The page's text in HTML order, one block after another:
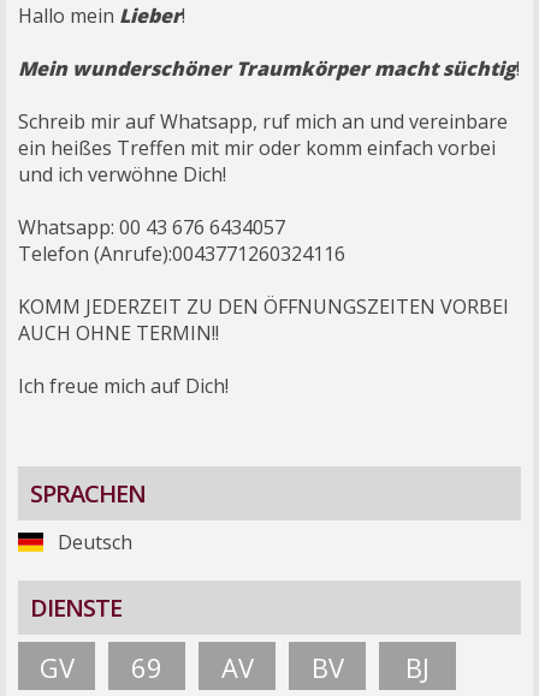
Hallo mein Lieber!
Mein wunderschöner Traumkörper macht süchtig!
Schreib mir auf Whatsapp, ruf mich an und vereinbare
ein heißes Treffen mit mir oder komm einfach vorbei
und ich verwöhne Dich!
Whatsapp: 00 43 676 6434057
Telefon (Anrufe):0043771260324116
KOMM JEDERZEIT ZU DEN ÖFFNUNGSZEITEN VORBEI
AUCH OHNE TERMIN!!
Ich freue mich auf Dich!
SPRACHEN
Deutsch
DIENSTE
GV 69 AV BV
BJ